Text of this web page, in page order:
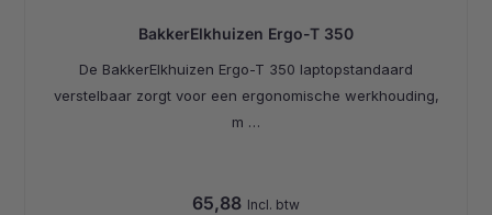
BakkerElkhuizen Ergo-T 350
De BakkerElkhuizen Ergo-T 350 laptopstandaard
verstelbaar zorgt voor een ergonomische werkhouding,
m …
65,88 Incl. btw